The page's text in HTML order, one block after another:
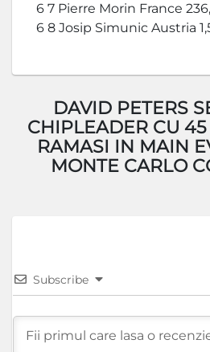
6 7 Pierre Morin France
6 8 Josip Simunic Austria
DAVID PETERS
CHIPLEADER CU
RAMASI IN MAIN
MONTE CARLO
Subscribe